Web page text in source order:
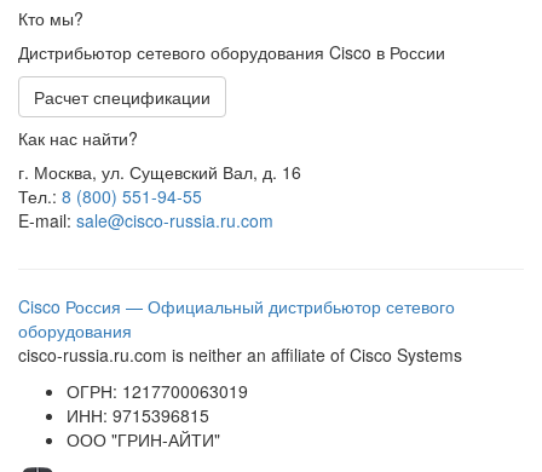
Кто мы?
Дистрибьютор сетевого оборудования Cisco в России
Расчет спецификации
Как нас найти?
г. Москва, ул. Сущевский Вал, д. 16
Тел.: 8 (800) 551-94-55
E-mail: sale@cisco-russia.ru.com
Cisco Россия — Официальный дистрибьютор сетевого
оборудования
cisco-russia.ru.com is neither an affiliate of Cisco Systems
ОГРН: 1217700063019
ИНН: 9715396815
ООО "ГРИН-АЙТИ"